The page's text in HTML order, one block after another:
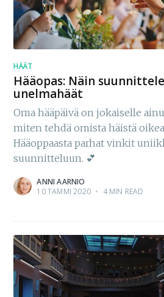
HÄÄT
Hääopas: Näin
unelmahäät
Oma hääpäivä on jokaiselle
miten tehdä omista häistä
Hääoppaasta parhat vinkit
suunnitteluun. 💕
ANNI AARNIO
10 TAMMI 2020 • 4 MIN READ